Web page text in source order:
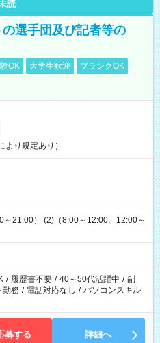
読
選手団及び記者等の
OK 大学生歓迎
ブランクOK
より規定あり）
21:00） (2)（8:00～12:00、12:00～
/ 履歴書不要 / 40～50代活躍中 / 副
勤務 / 電話対応なし / パソコンスキル
募する 詳細へ